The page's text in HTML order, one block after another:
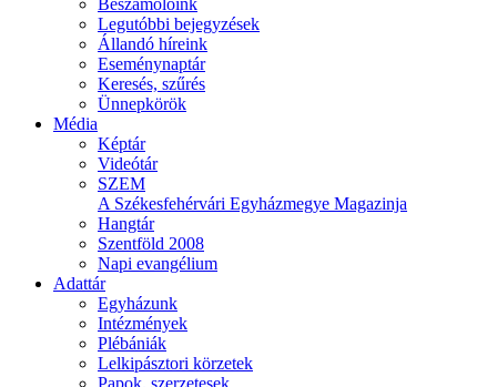
Beszámolóink
Legutóbbi bejegyzések
Állandó híreink
Eseménynaptár
Keresés, szűrés
Ünnepkörök
Média
Képtár
Videótár
SZEM
A Székesfehérvári Egyházmegye Magazinja
Hangtár
Szentföld 2008
Napi evangélium
Adattár
Egyházunk
Intézmények
Plébániák
Lelkipásztori körzetek
Papok, szerzetesek